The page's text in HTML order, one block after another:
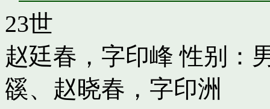
23世
赵廷春，字印峰 性别：
豀、 赵晓春，字印洲